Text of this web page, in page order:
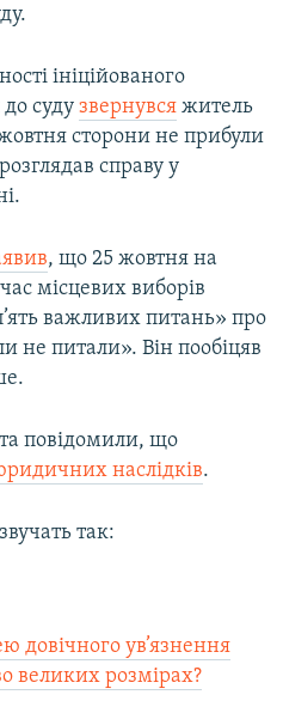
ініційованого
суду звернувся житель
сторони не прибули
справу у
, що 25 жовтня на
місцевих виборів
важливих питань» про
не питали». Він пообіцяв
повідомили, що
наслідків.
так:
довічного ув’язнення
великих розмірах?